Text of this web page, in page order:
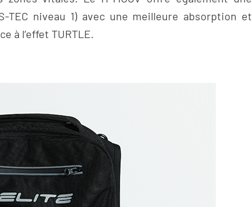
TEC niveau 1) avec une meilleure absorption et
à l’effet TURTLE.